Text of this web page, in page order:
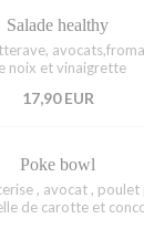
Salade healthy
noix et vinaigrette
17,90 EUR
Poke bowl
, avocat , poulet
de carotte et